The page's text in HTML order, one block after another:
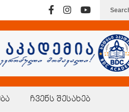
ჩვენს შესახებ